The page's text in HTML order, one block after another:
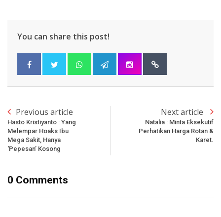
You can share this post!
Previous article
Hasto Kristiyanto : Yang
Melempar Hoaks Ibu
Mega Sakit, Hanya
‘Pepesan’ Kosong
Next article
Natalia : Minta Eksekutif
Perhatikan Harga Rotan &
Karet.
0 Comments